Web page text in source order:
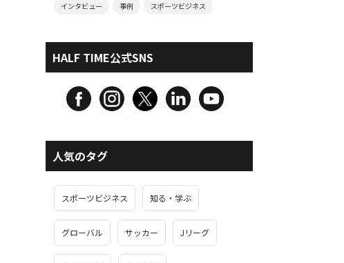
インタビュー 事例 スポーツビジネス
HALF TIME公式SNS
人気のタグ
スポーツビジネス 知る・学ぶ
グローバル サッカー Jリーグ